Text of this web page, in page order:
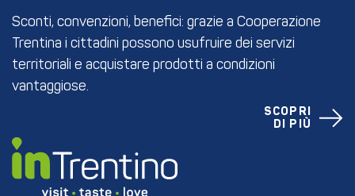
Sconti, convenzioni, benefici: grazie a Cooperazione
Trentina i cittadini possono usufruire dei servizi
territoriali e acquistare prodotti a condizioni
vantaggiose.
SCOPRI
DI PIÙ